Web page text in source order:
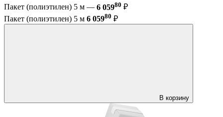
Пакет (полиэтилен) 5 м — 6 05980 ₽
Пакет (полиэтилен) 5 м 6 05980 ₽
В корзину